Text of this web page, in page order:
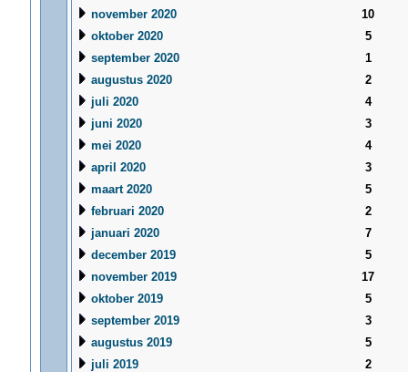
november 2020
10
oktober 2020
5
september 2020
1
augustus 2020
2
juli 2020
4
juni 2020
3
mei 2020
4
april 2020
3
maart 2020
5
februari 2020
2
januari 2020
7
december 2019
5
november 2019
17
oktober 2019
5
september 2019
3
augustus 2019
5
juli 2019
2